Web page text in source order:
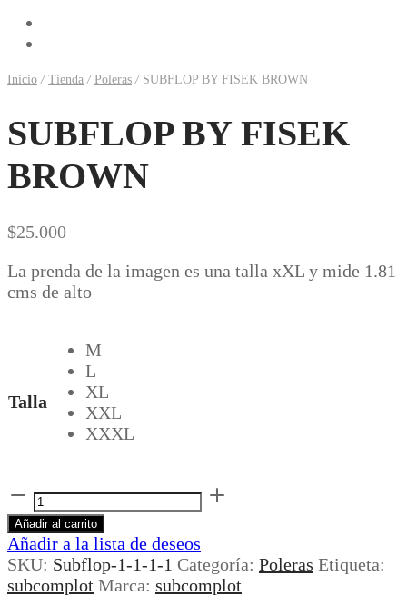
Inicio / Tienda / Poleras /SUBFLOP BY FISEK BROWN
SUBFLOP BY FISEK
BROWN
$25.000
La prenda de la imagen es una talla xXL y mide 1.81
cms de alto
Talla
M
L
XL
XXL
XXXL
SUBFLOP
BY
FISEK
BROWN
cantidad
Añadir al carrito
Añadir a la lista de deseos
SKU: Subflop-1-1-1-1 Categoría: Poleras Etiqueta:
subcomplot Marca: subcomplot